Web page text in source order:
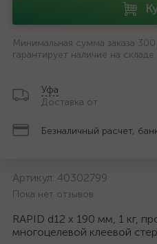
Минимальная сумма заказа
гарантирует наличие на складе.
Уфа
Доставка от
Безналичный расчет,
Артикул: 40302799
Пока нет отзывов
RAPID d12 x 190 мм, 1 кг,
многоцелевой клеевой